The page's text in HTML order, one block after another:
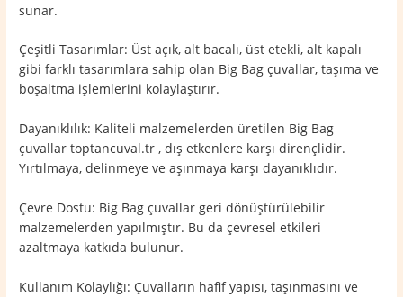
sunar.
Çeşitli Tasarımlar: Üst açık, alt bacalı, üst etekli, alt kapalı
gibi farklı tasarımlara sahip olan Big Bag çuvallar, taşıma ve
boşaltma işlemlerini kolaylaştırır.
Dayanıklılık: Kaliteli malzemelerden üretilen Big Bag
çuvallar toptancuval.tr , dış etkenlere karşı dirençlidir.
Yırtılmaya, delinmeye ve aşınmaya karşı dayanıklıdır.
Çevre Dostu: Big Bag çuvallar geri dönüştürülebilir
malzemelerden yapılmıştır. Bu da çevresel etkileri
azaltmaya katkıda bulunur.
Kullanım Kolaylığı: Çuvalların hafif yapısı, taşınmasını ve